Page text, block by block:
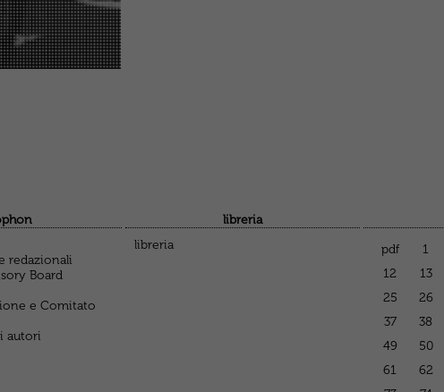
redazionali
Board
e Comitato
autori
libreria
libreria
pdf
1
12
13
25
26
37
38
49
50
61
62